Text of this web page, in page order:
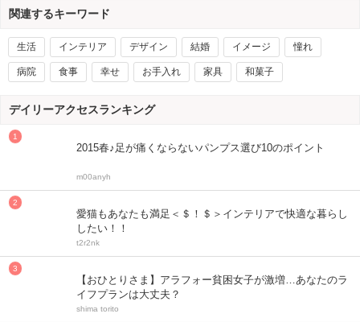
関連するキーワード
生活 インテリア デザイン 結婚 イメージ 憧れ
病院 食事 幸せ お手入れ 家具 和菓子
デイリーアクセスランキング
2015春♪足が痛くならないパンプス選び10のポイント
m00anyh
愛猫もあなたも満足＜＄！＄＞インテリアで快適な暮らし
したい！！
t2r2nk
【おひとりさま】アラフォー貧困女子が激増…あなたのラ
イフプランは大丈夫？
shima torito